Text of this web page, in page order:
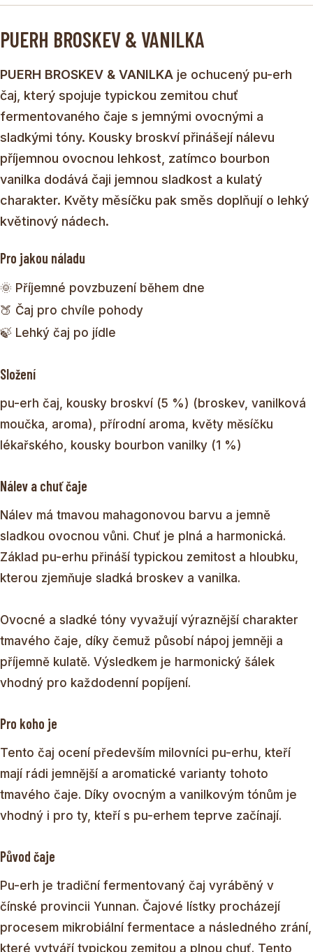
PUERH BROSKEV & VANILKA
PUERH BROSKEV & VANILKA je ochucený pu-erh
čaj, který spojuje typickou zemitou chuť
fermentovaného čaje s jemnými ovocnými a
sladkými tóny. Kousky broskví přinášejí nálevu
příjemnou ovocnou lehkost, zatímco bourbon
vanilka dodává čaji jemnou sladkost a kulatý
charakter. Květy měsíčku pak směs doplňují o lehký
květinový nádech.
Pro jakou náladu
🌞 Příjemné povzbuzení během dne
🍑 Čaj pro chvíle pohody
🍃 Lehký čaj po jídle
Složení
pu-erh čaj, kousky broskví (5 %) (broskev, vanilková
moučka, aroma), přírodní aroma, květy měsíčku
lékařského, kousky bourbon vanilky (1 %)
Nálev a chuť čaje
Nálev má tmavou mahagonovou barvu a jemně
sladkou ovocnou vůni. Chuť je plná a harmonická.
Základ pu-erhu přináší typickou zemitost a hloubku,
kterou zjemňuje sladká broskev a vanilka.
Ovocné a sladké tóny vyvažují výraznější charakter
tmavého čaje, díky čemuž působí nápoj jemněji a
příjemně kulatě. Výsledkem je harmonický šálek
vhodný pro každodenní popíjení.
Pro koho je
Tento čaj ocení především milovníci pu-erhu, kteří
mají rádi jemnější a aromatické varianty tohoto
tmavého čaje. Díky ovocným a vanilkovým tónům je
vhodný i pro ty, kteří s pu-erhem teprve začínají.
Původ čaje
Pu-erh je tradiční fermentovaný čaj vyráběný v
čínské provincii Yunnan. Čajové lístky procházejí
procesem mikrobiální fermentace a následného zrání,
které vytváří typickou zemitou a plnou chuť. Tento